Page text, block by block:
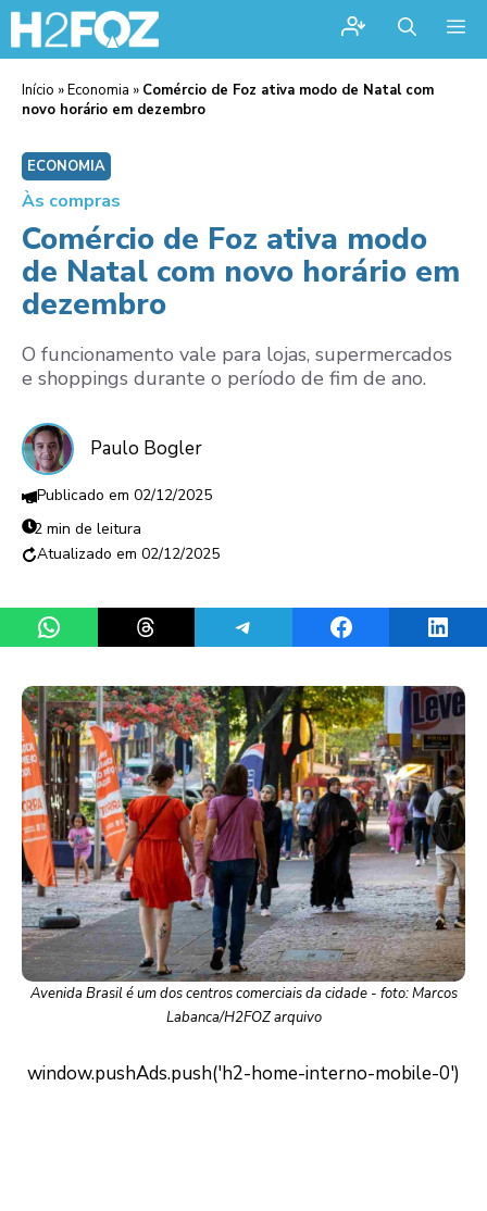
Início »Economia » Comércio de Foz ativa modo de Natal com
novo horário em dezembro
ECONOMIA
Às compras
Comércio de Foz ativa modo
de Natal com novo horário em
dezembro
O funcionamento vale para lojas, supermercados
e shoppings durante o período de fim de ano.
Paulo Bogler
02/12/2025
2 min de leitura
02/12/2025
Share on WhatsAppShare on ThreadsShare on TelegramShare on Facebook
Avenida Brasil é um dos centros comerciais da cidade - foto: Marcos
Labanca/H2FOZ arquivo